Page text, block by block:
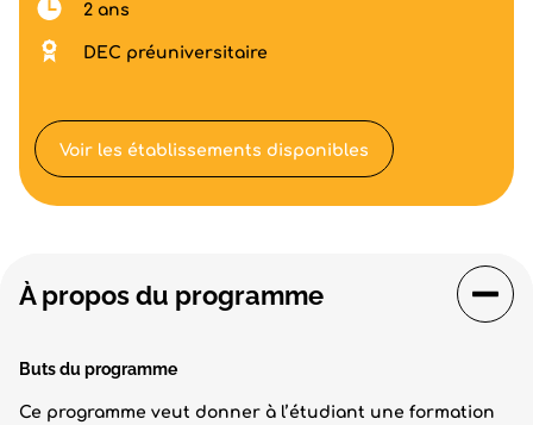
À propos du programme
Buts du programme
Ce programme veut donner à l’étudiant une formation
2 ans
DEC préuniversitaire
Voir les établissements disponibles